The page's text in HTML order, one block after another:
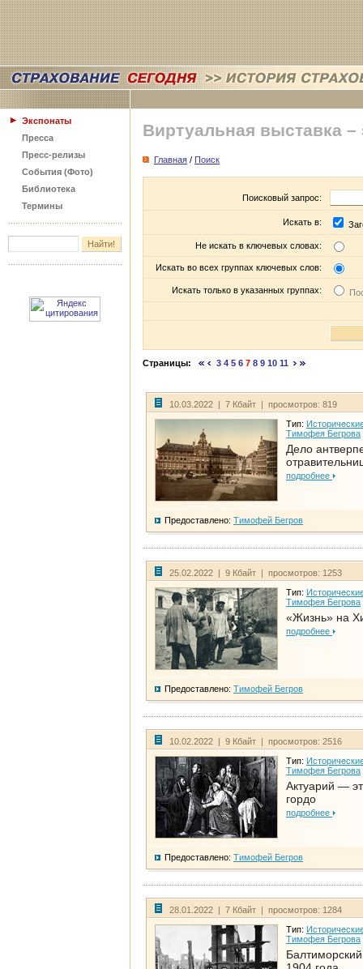
Экспонаты
Пресса
Пресс-релизы
События (Фото)
Библиотека
Термины
Виртуальная выставка –
Главная / Поиск
Поисковый запрос:
Искать в:
Не искать в ключевых словах:
Искать во всех группах ключевых слов:
Искать только в указанных группах:
Страницы: 3 4 5 6 7 8 9 10 11
10.03.2022 | 7 Кбайт | просмотров: 819
Тип:
Тимофея Бегрова
Дело
подробнее
Предоставлено: Тимофей Бегров
25.02.2022 | 9 Кбайт | просмотров: 1253
Тип:
Тимофея Бегрова
«Жизнь» на
подробнее
Предоставлено: Тимофей Бегров
10.02.2022 | 9 Кбайт | просмотров: 2516
Тип:
Тимофея Бегрова
Актуарий —
гордо
подробнее
Предоставлено: Тимофей Бегров
28.01.2022 | 7 Кбайт | просмотров: 1284
Тип:
Тимофея Бегрова